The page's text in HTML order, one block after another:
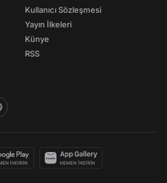
Kullanıcı Sözleşmesi
Yayın İlkeleri
Künye
RSS